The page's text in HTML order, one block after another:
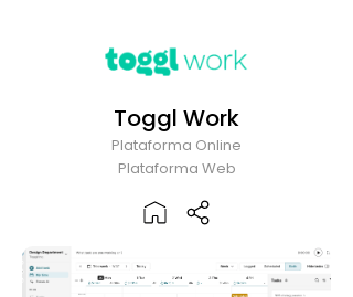
Toggl Work
Plataforma Online
Plataforma Web